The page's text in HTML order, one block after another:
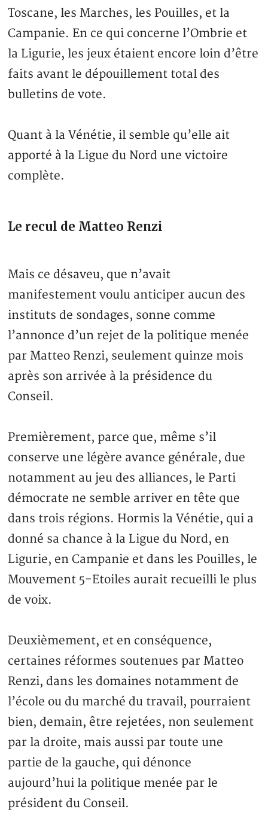
Toscane, les Marches, les Pouilles, et la
Campanie. En ce qui concerne l’Ombrie et
la Ligurie, les jeux étaient encore loin d’être
faits avant le dépouillement total des
bulletins de vote.
Quant à la Vénétie, il semble qu’elle ait
apporté à la Ligue du Nord une victoire
complète.
Le recul de Matteo Renzi
Mais ce désaveu, que n’avait
manifestement voulu anticiper aucun des
instituts de sondages, sonne comme
l’annonce d’un rejet de la politique menée
par Matteo Renzi, seulement quinze mois
après son arrivée à la présidence du
Conseil.
Premièrement, parce que, même s’il
conserve une légère avance générale, due
notamment au jeu des alliances, le Parti
démocrate ne semble arriver en tête que
dans trois régions. Hormis la Vénétie, qui a
donné sa chance à la Ligue du Nord, en
Ligurie, en Campanie et dans les Pouilles, le
Mouvement 5-Etoiles aurait recueilli le plus
de voix.
Deuxièmement, et en conséquence,
certaines réformes soutenues par Matteo
Renzi, dans les domaines notamment de
l’école ou du marché du travail, pourraient
bien, demain, être rejetées, non seulement
par la droite, mais aussi par toute une
partie de la gauche, qui dénonce
aujourd’hui la politique menée par le
président du Conseil.